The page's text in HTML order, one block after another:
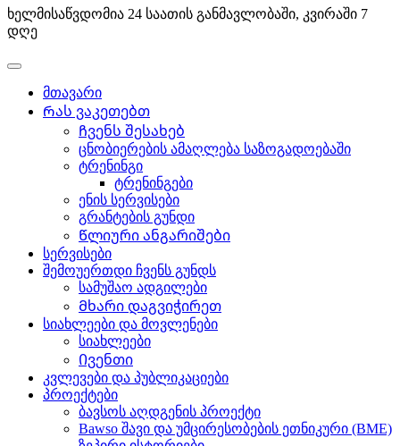
ხელმისაწვდომია 24 საათის განმავლობაში, კვირაში 7
დღე
მთავარი
Რას ვაკეთებთ
Ჩვენს შესახებ
ცნობიერების ამაღლება საზოგადოებაში
ტრენინგი
ტრენინგები
ენის სერვისები
გრანტების გუნდი
Წლიური ანგარიშები
სერვისები
შემოუერთდი ჩვენს გუნდს
სამუშაო ადგილები
Მხარი დაგვიჭირეთ
სიახლეები და მოვლენები
სიახლეები
Ივენთი
კვლევები და პუბლიკაციები
პროექტები
ბავსოს აღდგენის პროექტი
Bawso შავი და უმცირესობების ეთნიკური (BME)